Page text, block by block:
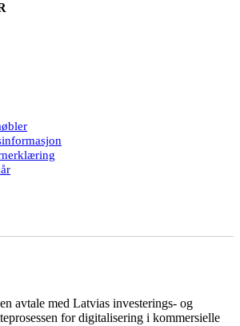
avtale med Latvias investerings- og
for digitalisering i kommersielle